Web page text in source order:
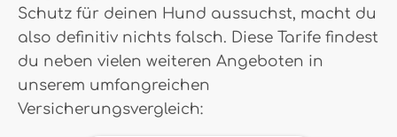
Schutz für deinen Hund aussuchst, macht du
also definitiv nichts falsch. Diese Tarife findest
du neben vielen weiteren Angeboten in
unserem umfangreichen
Versicherungsvergleich: